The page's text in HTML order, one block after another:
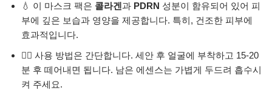
💧 이 마스크 팩은 콜라겐과 PDRN 성분이 함유되어 있어 피
부에 깊은 보습과 영양을 제공합니다. 특히, 건조한 피부에
효과적입니다.
🧖‍♀️ 사용 방법은 간단합니다. 세안 후 얼굴에 부착하고 15-20
분 후 떼어내면 됩니다. 남은 에센스는 가볍게 두드려 흡수시
켜 주세요.